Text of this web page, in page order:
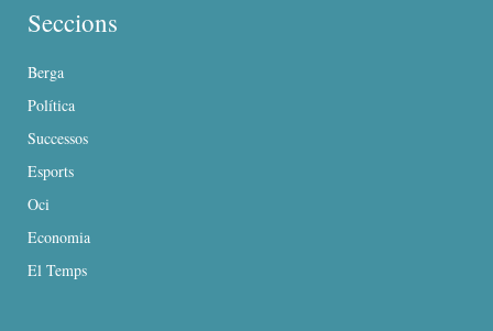
Seccions
Berga
Política
Successos
Esports
Oci
Economia
El Temps